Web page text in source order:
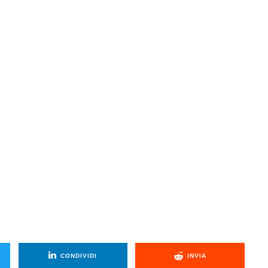
CONDIVIDI INVIA